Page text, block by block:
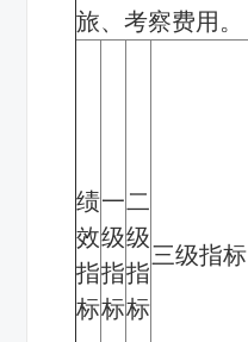
旅、考察费用。
绩
效
指
标
一
级
指
标
二
级
指
标
三级指标